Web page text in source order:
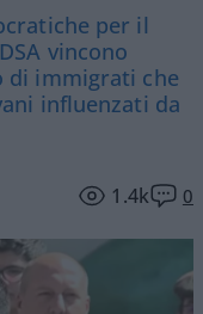
per il
vincono
di immigrati che
influenzati da
1.4k 0